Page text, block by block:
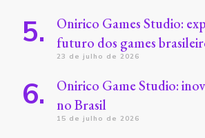
Onirico Games Studio:
futuro dos games
23 de julho de 2026
Onirico Game Studio:
no Brasil
15 de julho de 2026